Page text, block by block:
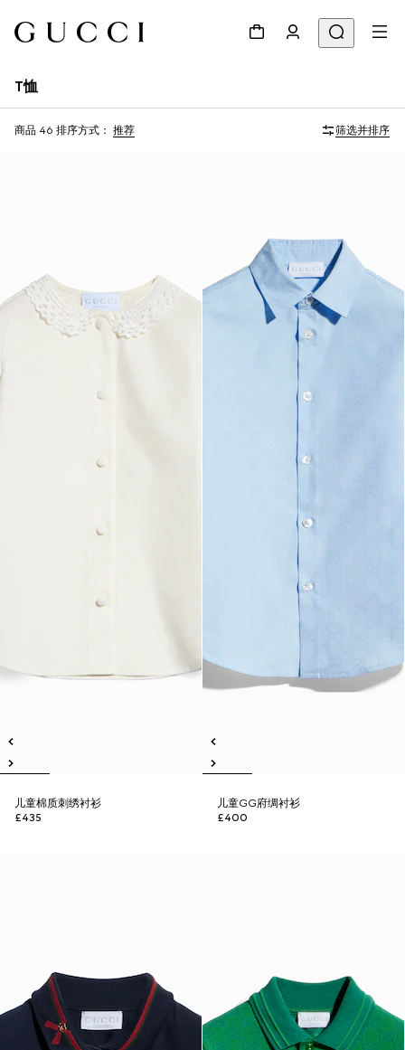
T恤
商品 46 排序方式： 推荐 筛选并排序
儿童棉质刺绣衬衫
£435
儿童GG府绸衬衫
£400